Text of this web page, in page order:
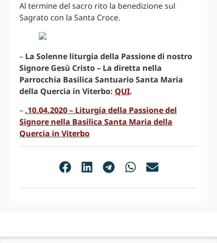
Al termine del sacro rito la benedizione sul
Sagrato con la Santa Croce.
– La Solenne liturgia della Passione di nostro
Signore Gesù Cristo – La diretta nella
Parrocchia Basilica Santuario Santa Maria
della Quercia in Viterbo: QUI.
– ,10.04.2020 – Liturgia della Passione del
Signore nella Basilica Santa Maria della
Quercia in Viterbo